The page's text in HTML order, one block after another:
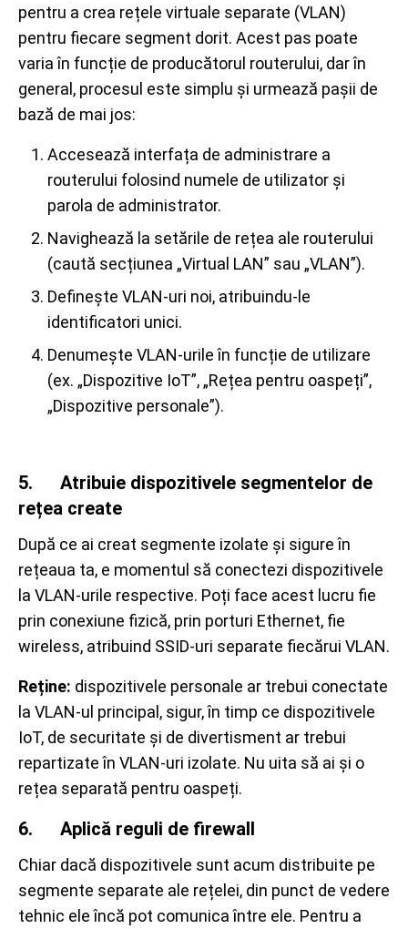
pentru a crea rețele virtuale separate (VLAN)
pentru fiecare segment dorit. Acest pas poate
varia în funcție de producătorul routerului, dar în
general, procesul este simplu și urmează pașii de
bază de mai jos:
Accesează interfața de administrare a
routerului folosind numele de utilizator și
parola de administrator.
Navighează la setările de rețea ale routerului
(caută secțiunea „Virtual LAN” sau „VLAN”).
Definește VLAN-uri noi, atribuindu-le
identificatori unici.
Denumește VLAN-urile în funcție de utilizare
(ex. „Dispozitive IoT”, „Rețea pentru oaspeți”,
„Dispozitive personale”).
5. Atribuie dispozitivele segmentelor de
rețea create
După ce ai creat segmente izolate și sigure în
rețeaua ta, e momentul să conectezi dispozitivele
la VLAN-urile respective. Poți face acest lucru fie
prin conexiune fizică, prin porturi Ethernet, fie
wireless, atribuind SSID-uri separate fiecărui VLAN.
Reține: dispozitivele personale ar trebui conectate
la VLAN-ul principal, sigur, în timp ce dispozitivele
IoT, de securitate și de divertisment ar trebui
repartizate în VLAN-uri izolate. Nu uita să ai și o
rețea separată pentru oaspeți.
6. Aplică reguli de firewall
Chiar dacă dispozitivele sunt acum distribuite pe
segmente separate ale rețelei, din punct de vedere
tehnic ele încă pot comunica între ele. Pentru a